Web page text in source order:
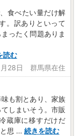
食べたい量だけ解
。訳ありといって
ったく問題ありま
読む
月28日 群馬県在住
も割とあり、家族
しまいそう。市販
蔵庫に移すだけだ
思 ... 続きを読む